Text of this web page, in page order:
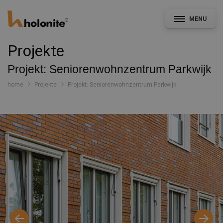
MENU
Allgemein
Fassade & Ausbau
CAD- und Leistungsverzeichnisservice
Konstruktionsdetails
Dokumentation
Nachrichten
Projekte
Projekte
Projekt: Seniorenwohnzentrum Parkwijk
home Projekte Projekt: Seniorenwohnzentrum Parkwijk